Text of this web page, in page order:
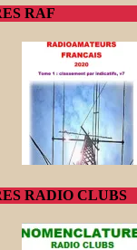
RAF
RADIO CLUBS